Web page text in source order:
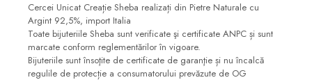
Cercei Unicat Creație Sheba realizați din Pietre Naturale cu
Argint 92,5%, import Italia
Toate bijuteriile Sheba sunt verificate şi certificate ANPC și sunt
marcate conform reglementărilor în vigoare.
Bijuteriile sunt însoţite de certificate de garanţie și nu încalcă
regulile de protecție a consumatorului prevăzute de OG